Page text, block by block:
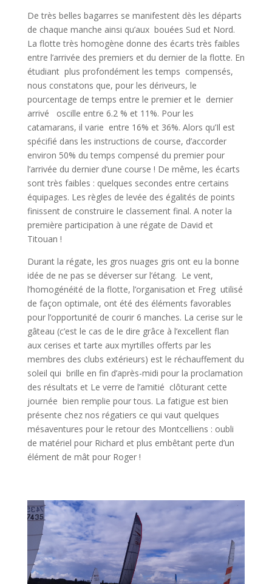
De très belles bagarres se manifestent dès les départs
de chaque manche ainsi qu’aux bouées Sud et Nord.
La flotte très homogène donne des écarts très faibles
entre l’arrivée des premiers et du dernier de la flotte. En
étudiant plus profondément les temps compensés,
nous constatons que, pour les dériveurs, le
pourcentage de temps entre le premier et le dernier
arrivé oscille entre 6.2 % et 11%. Pour les
catamarans, il varie entre 16% et 36%. Alors qu’Il est
spécifié dans les instructions de course, d’accorder
environ 50% du temps compensé du premier pour
l’arrivée du dernier d’une course ! De même, les écarts
sont très faibles : quelques secondes entre certains
équipages. Les règles de levée des égalités de points
finissent de construire le classement final. A noter la
première participation à une régate de David et
Titouan !
Durant la régate, les gros nuages gris ont eu la bonne
idée de ne pas se déverser sur l’étang. Le vent,
l’homogénéité de la flotte, l’organisation et Freg utilisé
de façon optimale, ont été des éléments favorables
pour l’opportunité de courir 6 manches. La cerise sur le
gâteau (c’est le cas de le dire grâce à l’excellent flan
aux cerises et tarte aux myrtilles offerts par les
membres des clubs extérieurs) est le réchauffement du
soleil qui brille en fin d’après-midi pour la proclamation
des résultats et Le verre de l’amitié clôturant cette
journée bien remplie pour tous. La fatigue est bien
présente chez nos régatiers ce qui vaut quelques
mésaventures pour le retour des Montcelliens : oubli
de matériel pour Richard et plus embêtant perte d’un
élément de mât pour Roger !